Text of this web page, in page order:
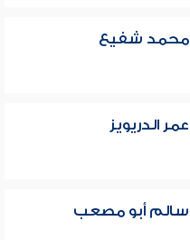
محمد شفيع
عمر الدريويز
سالم أبو مصعب